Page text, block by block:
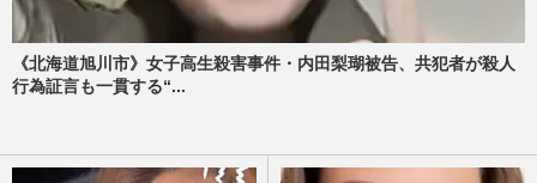
《北海道旭川市》女子高生殺害事件・内田梨瑚被告、共犯者が殺人
行為証言も一貫する“...